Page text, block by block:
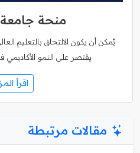
منحة جامعة
يُمكن أن يكون الالتحاق بالتعليم
يقتصر على النمو
اقرأ
مقالات مرتبطة